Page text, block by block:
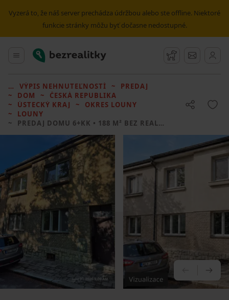
Vyzerá to, že náš server prechádza údržbou alebo ste offline. Niektoré
funkcie stránky môžu byť dočasne nedostupné.
Hlavné menu
Bezrealitky Strážny pes
Správy
VÝPIS NEHNUTEĽNOSTÍ
PREDAJ
DOM
ČESKÁ REPUBLIKA
ÚSTECKÝ KRAJ
OKRES LOUNY
LOUNY
PREDAJ DOMU 6+KK • 188 M² BEZ REALITKY